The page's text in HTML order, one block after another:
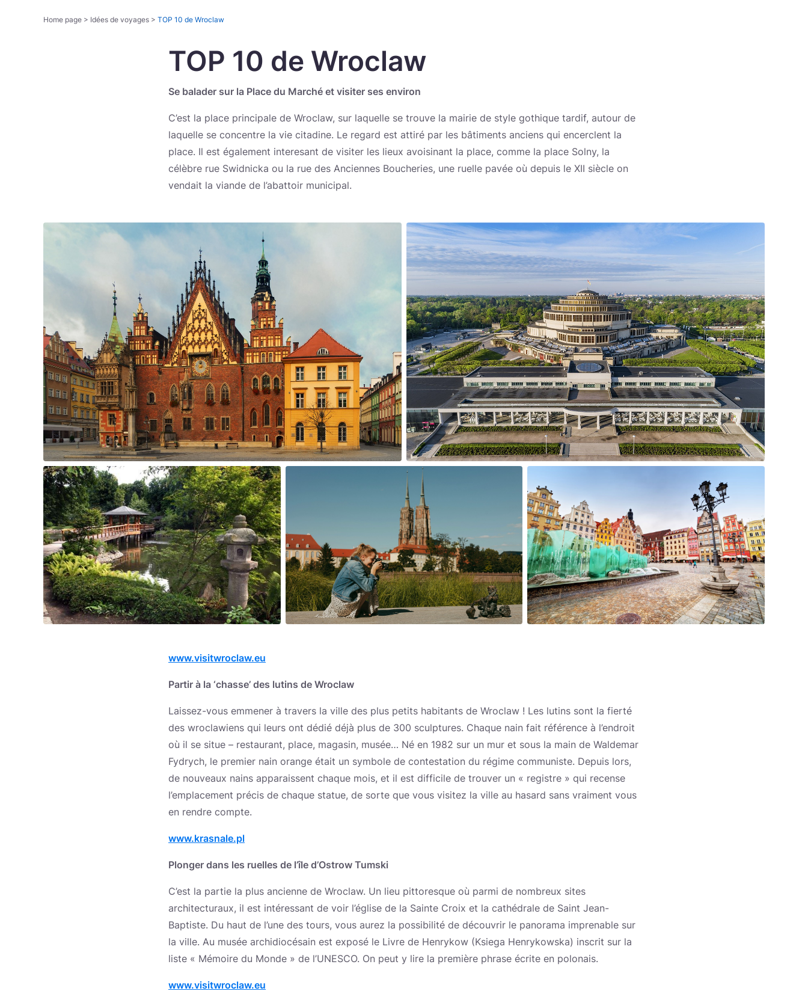
Home page > Idées de voyages > TOP 10 de Wroclaw
TOP 10 de Wroclaw
Se balader sur la Place du Marché et visiter ses environ
C’est la place principale de Wroclaw, sur laquelle se trouve la mairie de style gothique tardif, autour de
laquelle se concentre la vie citadine. Le regard est attiré par les bâtiments anciens qui encerclent la
place. Il est également interesant de visiter les lieux avoisinant la place, comme la place Solny, la
célèbre rue Swidnicka ou la rue des Anciennes Boucheries, une ruelle pavée où depuis le XII siècle on
vendait la viande de l’abattoir municipal.
www.visitwroclaw.eu
Partir à la ‘chasse’ des lutins de Wroclaw
Laissez-vous emmener à travers la ville des plus petits habitants de Wroclaw ! Les lutins sont la fierté
des wroclawiens qui leurs ont dédié déjà plus de 300 sculptures. Chaque nain fait référence à l’endroit
où il se situe – restaurant, place, magasin, musée… Né en 1982 sur un mur et sous la main de Waldemar
Fydrych, le premier nain orange était un symbole de contestation du régime communiste. Depuis lors,
de nouveaux nains apparaissent chaque mois, et il est difficile de trouver un « registre » qui recense
l’emplacement précis de chaque statue, de sorte que vous visitez la ville au hasard sans vraiment vous
en rendre compte.
www.krasnale.pl
Plonger dans les ruelles de l’île d’Ostrow Tumski
C’est la partie la plus ancienne de Wroclaw. Un lieu pittoresque où parmi de nombreux sites
architecturaux, il est intéressant de voir l’église de la Sainte Croix et la cathédrale de Saint Jean-
Baptiste. Du haut de l’une des tours, vous aurez la possibilité de découvrir le panorama imprenable sur
la ville. Au musée archidiocésain est exposé le Livre de Henrykow (Ksiega Henrykowska) inscrit sur la
liste « Mémoire du Monde » de l’UNESCO. On peut y lire la première phrase écrite en polonais.
www.visitwroclaw.eu